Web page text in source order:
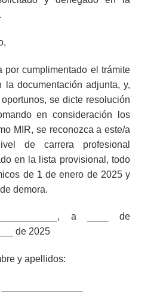
por cumplimentado el trámite
la documentación adjunta, y,
se dicte resolución
en consideración los
MIR, se reconozca a este/a
de carrera profesional
en la lista provisional, todo
de 1 de enero de 2025 y
demora.
a ____ de
de 2025
y apellidos: